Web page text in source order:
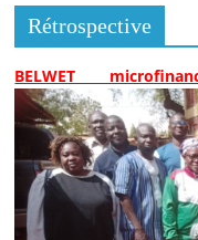
Rétrospective
BELWET